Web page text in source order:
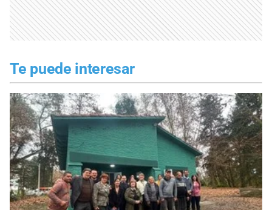
Te puede interesar